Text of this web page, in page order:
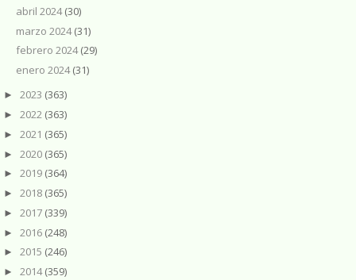
abril 2024(30)
marzo 2024(31)
febrero 2024(29)
enero 2024(31)
► 2023 (363)
► 2022 (363)
► 2021 (365)
► 2020 (365)
► 2019 (364)
► 2018 (365)
► 2017 (339)
► 2016 (248)
► 2015 (246)
► 2014(359)